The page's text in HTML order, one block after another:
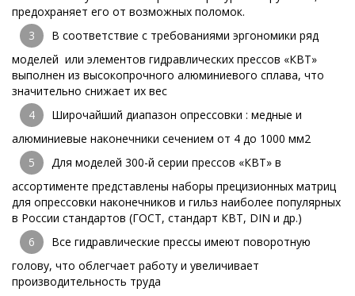
предохраняет его от возможных поломок.
В соответствие с требованиями эргономики ряд
моделей или элементов гидравлических прессов «КВТ»
выполнен из высокопрочного алюминиевого сплава, что
значительно снижает их вес
Широчайший диапазон опрессовки : медные и
алюминиевые наконечники сечением от 4 до 1000 мм2
Для моделей 300-й серии прессов «КВТ» в
ассортименте представлены наборы прецизионных матриц
для опрессовки наконечников и гильз наиболее популярных
в России стандартов (ГОСТ, стандарт КВТ, DIN и др.)
Все гидравлические прессы имеют поворотную
голову, что облегчает работу и увеличивает
производительность труда